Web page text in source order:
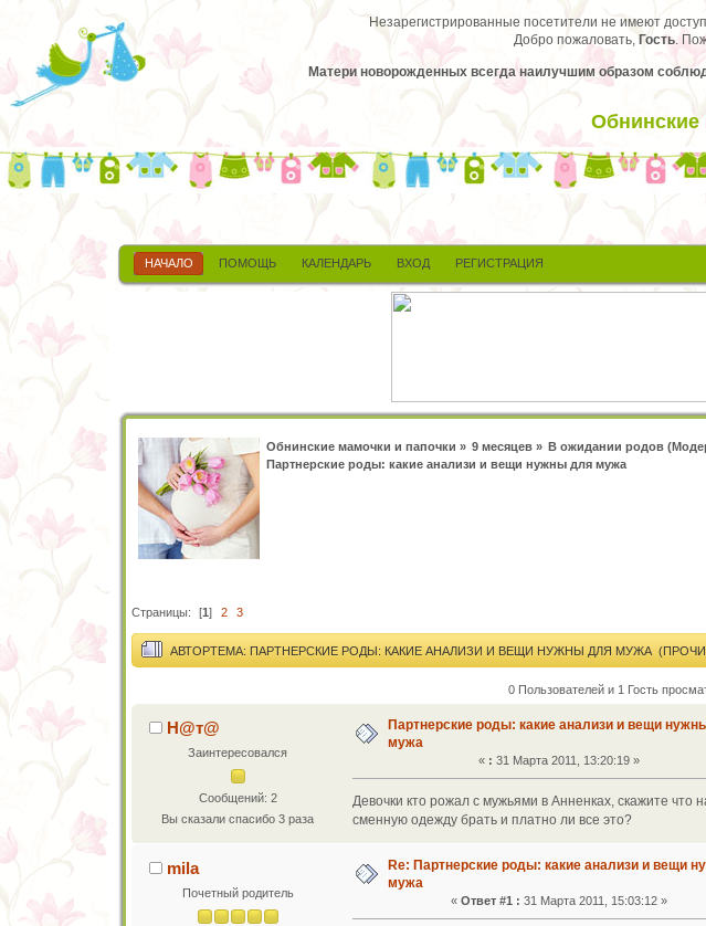
Незарегистрированные посетители не имеют
Добро пожаловать, Гость.
Матери новорожденных всегда наилучшим образом
Обнинские
НАЧАЛО ПОМОЩЬ КАЛЕНДАРЬ ВХОД РЕГИСТРАЦИЯ
Обнинские мамочки и папочки » 9 месяцев» В ожидании родов
Партнерские роды: какие анализи и вещи нужны для мужа
Страницы: [1] 2 3
АВТОРТЕМА: ПАРТНЕРСКИЕ РОДЫ: КАКИЕ АНАЛИЗИ И ВЕЩИ НУЖНЫ ДЛЯ МУЖА
0 Пользователей и 1 Гость
Н@т@
Заинтересовался
Сообщений: 2
Вы сказали спасибо 3 раза
Партнерские роды: какие анализи и вещи
мужа
« : 31 Марта 2011, 13:20:19 »
Девочки кто рожал с мужьями в Анненках, скажите что
сменную одежду брать и платно ли все это?
mila
Почетный родитель
Re: Партнерские роды: какие анализи и вещи
мужа
«Ответ #1 : 31 Марта 2011, 15:03:12 »